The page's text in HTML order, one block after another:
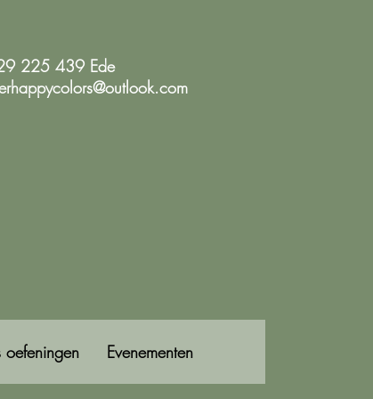
225 439 Ede
oefeningen Evenementen